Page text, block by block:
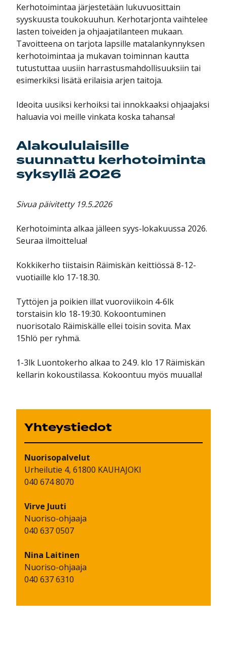
Kerhotoimintaa järjestetään lukuvuosittain
syyskuusta toukokuuhun. Kerhotarjonta vaihtelee
lasten toiveiden ja ohjaajatilanteen mukaan.
Tavoitteena on tarjota lapsille matalankynnyksen
kerhotoimintaa ja mukavan toiminnan kautta
tutustuttaa uusiin harrastusmahdollisuuksiin tai
esimerkiksi lisätä erilaisia arjen taitoja.
Ideoita uusiksi kerhoiksi tai innokkaaksi ohjaajaksi
haluavia voi meille vinkata koska tahansa!
Alakoululaisille
suunnattu kerhotoiminta
syksyllä 2026
Sivua päivitetty 19.5.2026
Kerhotoiminta alkaa jälleen syys-lokakuussa 2026.
Seuraa ilmoittelua!
Kokkikerho tiistaisin Räimiskän keittiössä 8-12-
vuotiaille klo 17-18.30.
Tyttöjen ja poikien illat vuoroviikoin 4-6lk
torstaisin klo 18-19:30. Kokoontuminen
nuorisotalo Räimiskälle ellei toisin sovita. Max
15hlö per ryhmä.
1-3lk Luontokerho alkaa to 24.9. klo 17 Räimiskän
kellarin kokoustilassa. Kokoontuu myös muualla!
Yhteystiedot
Nuorisopalvelut
Urheilutie 4, 61800 KAUHAJOKI
040 674 8070
Virve Juuti
Nuoriso-ohjaaja
040 637 0507
Nina Laitinen
Nuoriso-ohjaaja
040 637 6310